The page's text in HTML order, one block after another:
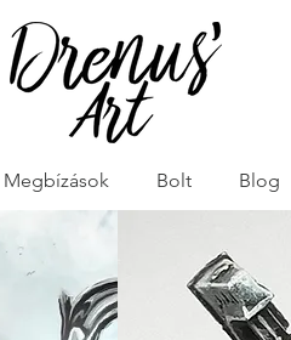
Megbízások Bolt Blog